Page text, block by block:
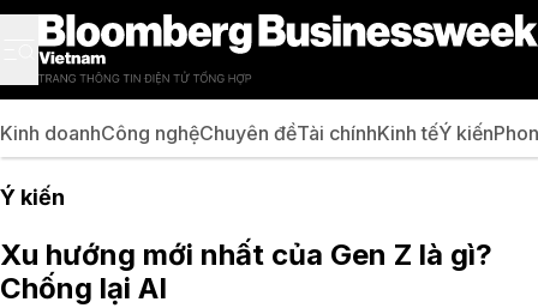
Kinh doanhCông nghệChuyên đềTài chínhKinh tếÝ kiến
Ý kiến
Xu hướng mới nhất của Gen Z là gì?
Chống lại AI